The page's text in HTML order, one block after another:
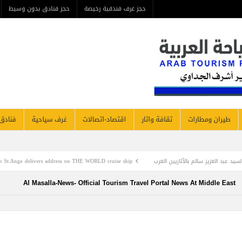
حجز غرف فندقية رخيصة حجز فنادق بدون وسيط من نحن
ثقافة واثار اقتصاد-اتصالات غرف سياحية فنادق نيوز
العرب Alain St.Ange delivers address on THE WORLD cruise ship الأعلى للآثار
Al Masalla-News- Official Tourism Travel Portal News At